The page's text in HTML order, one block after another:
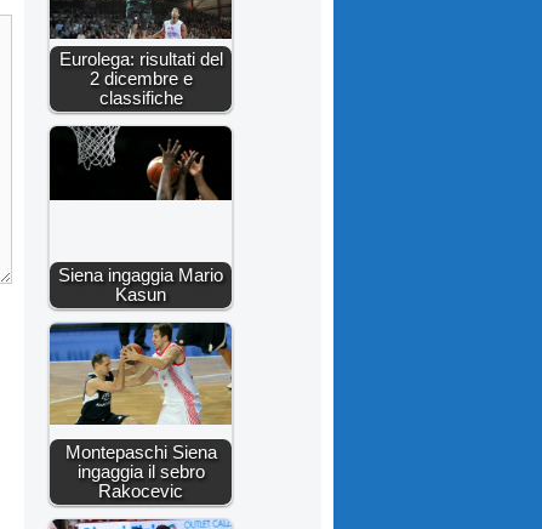
Eurolega: risultati del
2 dicembre e
classifiche
Siena ingaggia Mario
Kasun
Montepaschi Siena
ingaggia il sebro
Rakocevic